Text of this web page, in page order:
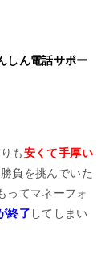
しん電話サポー
も安くて手厚い
負を挑んでいた
ってマネーフォ
終了 してしまい